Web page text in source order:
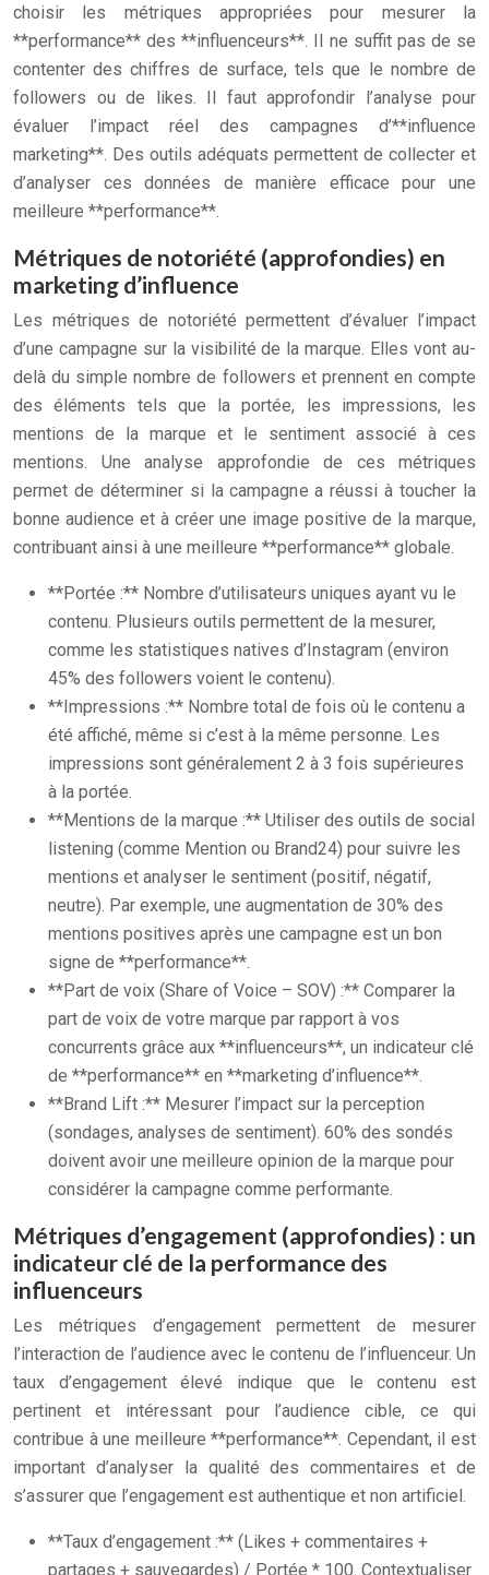
choisir les métriques appropriées pour mesurer la
**performance** des **influenceurs**. Il ne suffit pas de se
contenter des chiffres de surface, tels que le nombre de
followers ou de likes. Il faut approfondir l’analyse pour
évaluer l’impact réel des campagnes d’**influence
marketing**. Des outils adéquats permettent de collecter et
d’analyser ces données de manière efficace pour une
meilleure **performance**.
Métriques de notoriété (approfondies) en
marketing d’influence
Les métriques de notoriété permettent d’évaluer l’impact
d’une campagne sur la visibilité de la marque. Elles vont au-
delà du simple nombre de followers et prennent en compte
des éléments tels que la portée, les impressions, les
mentions de la marque et le sentiment associé à ces
mentions. Une analyse approfondie de ces métriques
permet de déterminer si la campagne a réussi à toucher la
bonne audience et à créer une image positive de la marque,
contribuant ainsi à une meilleure **performance** globale.
**Portée :** Nombre d’utilisateurs uniques ayant vu le
contenu. Plusieurs outils permettent de la mesurer,
comme les statistiques natives d’Instagram (environ
45% des followers voient le contenu).
**Impressions :** Nombre total de fois où le contenu a
été affiché, même si c’est à la même personne. Les
impressions sont généralement 2 à 3 fois supérieures
à la portée.
**Mentions de la marque :** Utiliser des outils de social
listening (comme Mention ou Brand24) pour suivre les
mentions et analyser le sentiment (positif, négatif,
neutre). Par exemple, une augmentation de 30% des
mentions positives après une campagne est un bon
signe de **performance**.
**Part de voix (Share of Voice – SOV) :** Comparer la
part de voix de votre marque par rapport à vos
concurrents grâce aux **influenceurs**, un indicateur clé
de **performance** en **marketing d’influence**.
**Brand Lift :** Mesurer l’impact sur la perception
(sondages, analyses de sentiment). 60% des sondés
doivent avoir une meilleure opinion de la marque pour
considérer la campagne comme performante.
Métriques d’engagement (approfondies) : un
indicateur clé de la performance des
influenceurs
Les métriques d’engagement permettent de mesurer
l’interaction de l’audience avec le contenu de l’influenceur. Un
taux d’engagement élevé indique que le contenu est
pertinent et intéressant pour l’audience cible, ce qui
contribue à une meilleure **performance**. Cependant, il est
important d’analyser la qualité des commentaires et de
s’assurer que l’engagement est authentique et non artificiel.
**Taux d’engagement :** (Likes + commentaires +
partages + sauvegardes) / Portée * 100. Contextualiser